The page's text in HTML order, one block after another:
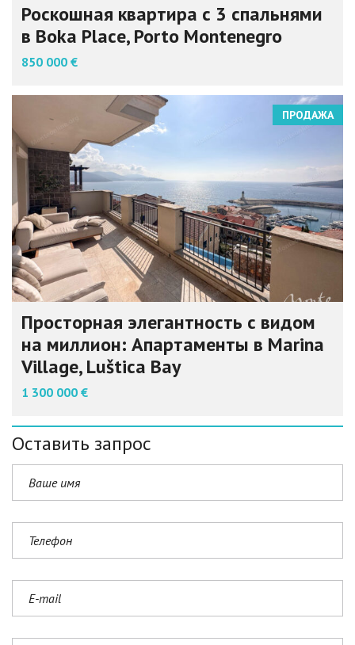
Роскошная квартира с 3 спальнями
в Boka Place, Porto Montenegro
850 000 €
ПРОДАЖА
Просторная элегантность с видом
на миллион: Апартаменты в Marina
Village, Luštica Bay
1 300 000 €
Оставить запрос